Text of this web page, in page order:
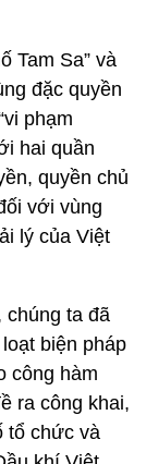
Tam Sa” và
đặc quyền
phạm
hai quần
quyền chủ
với vùng
lý của Việt
chúng ta đã
biện pháp
công hàm
ra công khai,
tổ chức và